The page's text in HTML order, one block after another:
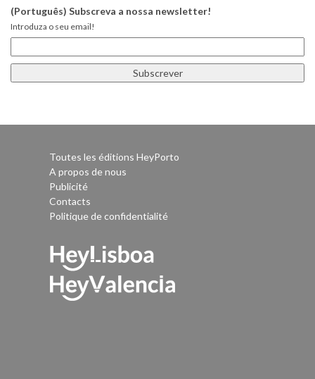
(Português) Subscreva a nossa newsletter!
Introduza o seu email!
Toutes les éditions HeyPorto
A propos de nous
Publicité
Contacts
Politique de confidentialité